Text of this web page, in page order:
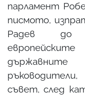
парламент
писмото,
Радев до
съвет, след